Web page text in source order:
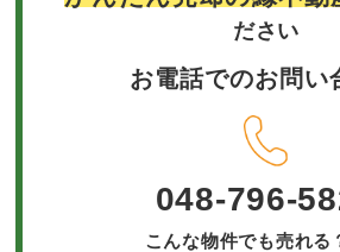
ださい
お電話でのお問い
048-796-
こんな物件でも売れる